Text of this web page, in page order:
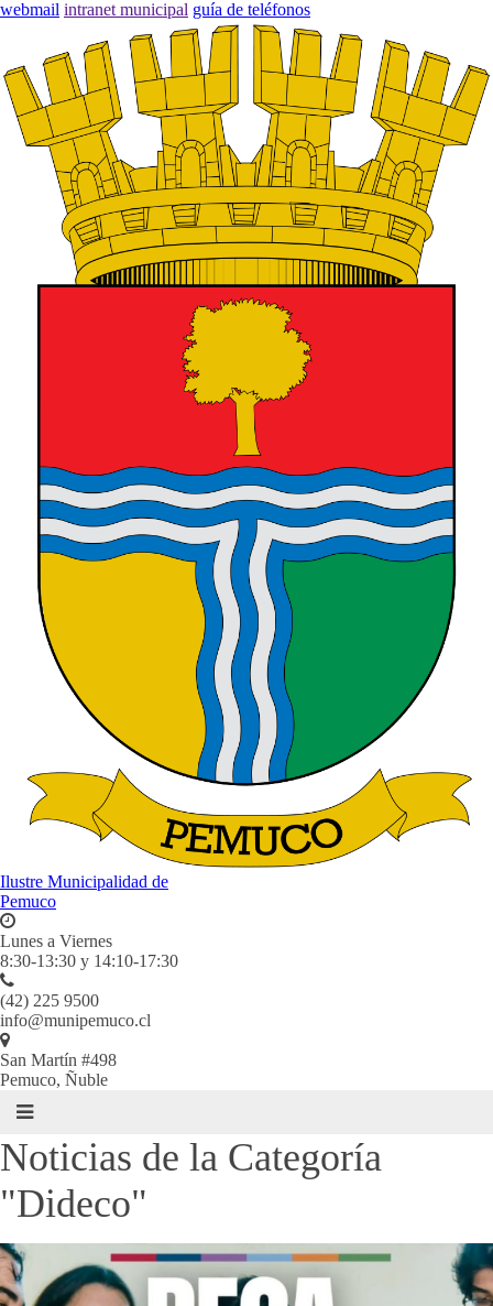
webmail intranet municipal guía de teléfonos
Ilustre Municipalidad de
Pemuco
Lunes a Viernes
8:30-13:30 y 14:10-17:30
(42) 225 9500
info@munipemuco.cl
San Martín #498
Pemuco, Ñuble
Noticias de la Categoría
"Dideco"